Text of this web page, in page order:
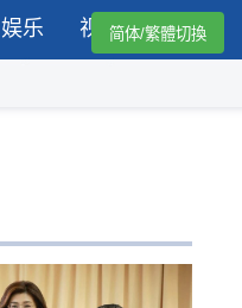
娱乐 视频简体/繁體切換